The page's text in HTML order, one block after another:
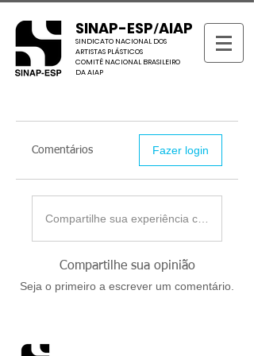
SINAP-ESP/AIAP
SINDICATO NACIONAL DOS
ARTISTAS PLÁSTICOS
COMITÊ NACIONAL BRASILEIRO
DA AIAP
Comentários Fazer login
Compartilhe sua experiência com o
Compartilhe sua opinião
Seja o primeiro a escrever um comentário.